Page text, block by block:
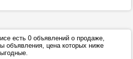
есть 0 объявлений о продаже,
объявления, цена которых ниже